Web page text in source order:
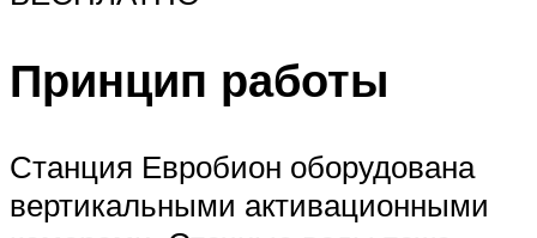
Принцип работы
Станция Евробион оборудована
вертикальными активационными